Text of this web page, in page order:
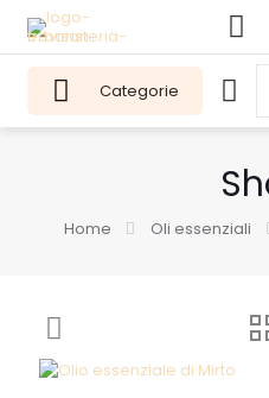
Categorie
Home Oli essenziali